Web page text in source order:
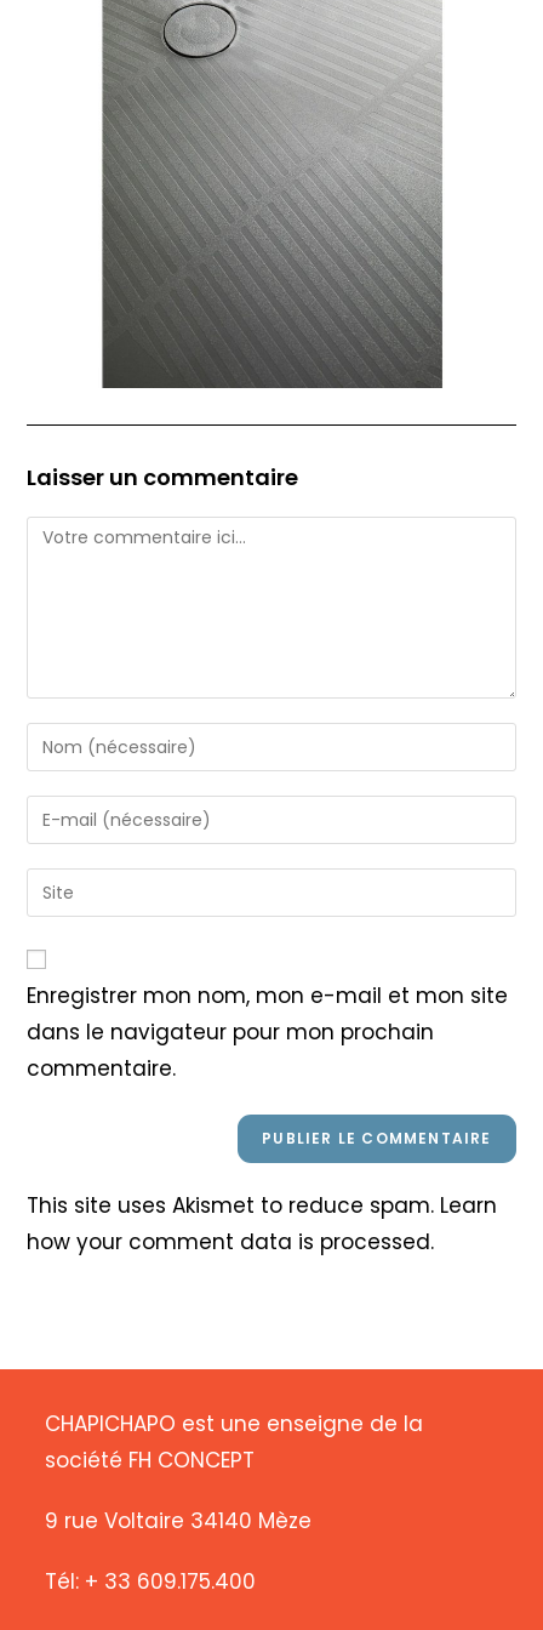
Laisser un commentaire
Comment
Enter
your
name
or
to
comment
Enter
your
email
address
Saisir
l’URL
votre
site
(facultatif)
Enregistrer mon nom, mon e-mail et mon site
dans le navigateur pour mon prochain
commentaire.
This site uses Akismet to reduce spam. Learn
how your comment data is processed.
CHAPICHAPO est une enseigne de la
société FH CONCEPT
9 rue Voltaire 34140 Mèze
Tél: + 33 609.175.400